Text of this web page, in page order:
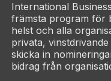
International
främsta program för
helst och alla
privata,
skicka in
bidrag från